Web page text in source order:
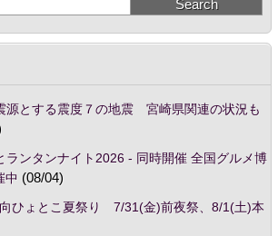
とする震度７の地震 宮崎県関連の状況も
ランタンナイト2026 - 同時開催 全国グルメ博
中 (08/04)
ひょとこ夏祭り 7/31(金)前夜祭、8/1(土)本